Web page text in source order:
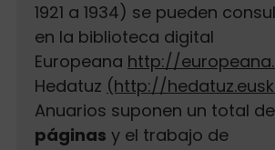
1921 a 1934) se pueden
en la biblioteca digital
Europeana http://
Hedatuz (http://
Anuarios suponen un total de
páginas y el trabajo de